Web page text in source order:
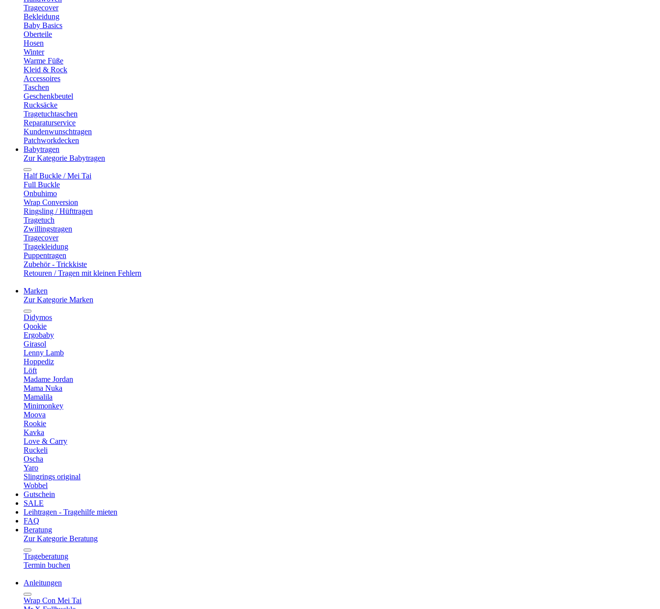
Tragecover
Bekleidung
Baby Basics
Oberteile
Hosen
Winter
Warme Füße
Kleid & Rock
Accessoires
Taschen
Geschenkbeutel
Rucksäcke
Tragetuchtaschen
Reparaturservice
Kundenwunschtragen
Patchworkdecken
Babytragen
Zur Kategorie Babytragen
Half Buckle / Mei Tai
Full Buckle
Onbuhimo
Wrap Conversion
Ringsling / Hüfttragen
Tragetuch
Zwillingstragen
Tragecover
Tragekleidung
Puppentragen
Zubehör - Trickkiste
Retouren / Tragen mit kleinen Fehlern
Marken
Zur Kategorie Marken
Didymos
Qookie
Ergobaby
Girasol
Lenny Lamb
Hoppediz
Löft
Madame Jordan
Mama Nuka
Mamalila
Minimonkey
Moova
Rookie
Kavka
Love & Carry
Ruckeli
Oscha
Yaro
Slingrings original
Wobbel
Gutschein
SALE
Leihtragen - Tragehilfe mieten
FAQ
Beratung
Zur Kategorie Beratung
Trageberatung
Termin buchen
Anleitungen
Wrap Con Mei Tai